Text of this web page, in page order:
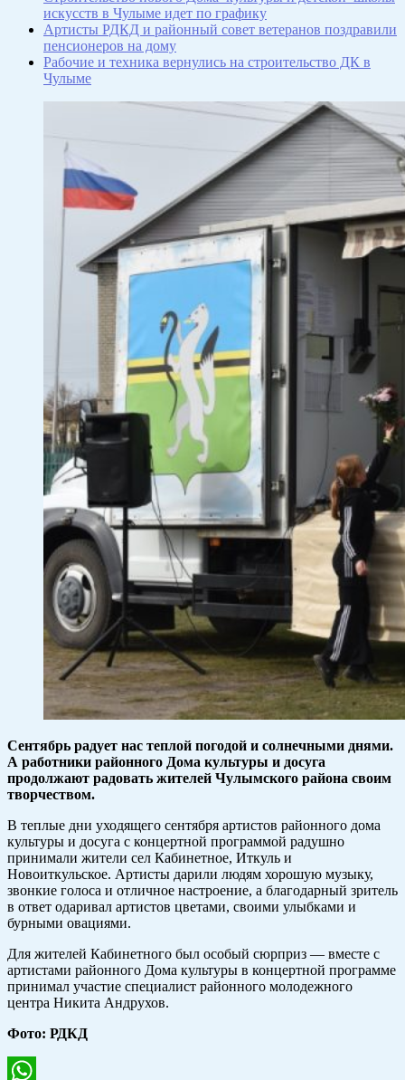
искусств в Чулыме идет по графику
Артисты РДКД и районный совет ветеранов поздравили
пенсионеров на дому
Рабочие и техника вернулись на строительство ДК в
Чулыме
Сентябрь радует нас теплой погодой и солнечными днями.
А работники районного Дома культуры и досуга
продолжают радовать жителей Чулымского района своим
творчеством.
В теплые дни уходящего сентября артистов районного дома
культуры и досуга с концертной программой радушно
принимали жители сел Кабинетное, Иткуль и
Новоиткульское. Артисты дарили людям хорошую музыку,
звонкие голоса и отличное настроение, а благодарный зритель
в ответ одаривал артистов цветами, своими улыбками и
бурными овациями.
Для жителей Кабинетного был особый сюрприз — вместе с
артистами районного Дома культуры в концертной программе
принимал участие специалист районного молодежного
центра Никита Андрухов.
Фото: РДКД